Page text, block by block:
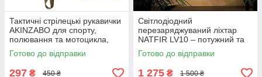
Тактичні стрілецькі рукавички
AKINZABO для спорту,
полювання та мотоцикла,
Сенсорні рукавиці XL
Готово до відправки
297 ₴ 450 ₴
Світлодіодний
перезаряджуваний ліхтар
NATFIR LV10 – потужний та
багатофункціональний
Готово до відправки
1 275 ₴ 1 500 ₴